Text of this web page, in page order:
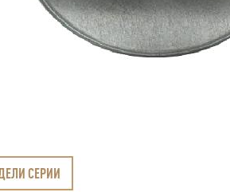
СЕРИИ